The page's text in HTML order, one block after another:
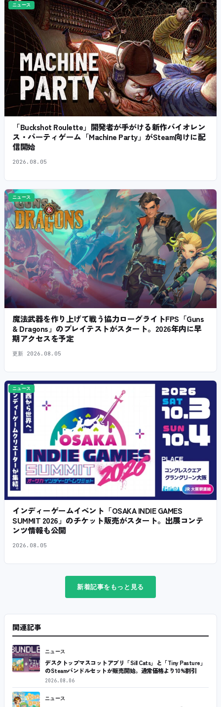
ニュース
「Buckshot Roulette」開発者が手がける新作バイオレン
ス・パーティゲーム「Machine Party」がSteam向けに配
信開始
2026.08.05
ニュース
魔法武器を作り上げて戦う協力ローグライトFPS「Guns
& Dragons」のプレイテストがスタート。2026年内に早
期アクセスを予定
更新 2026.08.05
ニュース
インディーゲームイベント「OSAKA INDIE GAMES
SUMMIT 2026」のチケット販売がスタート。出展コンテ
ンツ情報も公開
2026.08.05
新着記事をもっと見る
関連記事
ニュース
デスクトップマスコットアプリ「Sill Cats」と「Tiny Pasture」
のSteamバンドルセットが販売開始。通常価格より10%割引
2026.08.06
ニュース